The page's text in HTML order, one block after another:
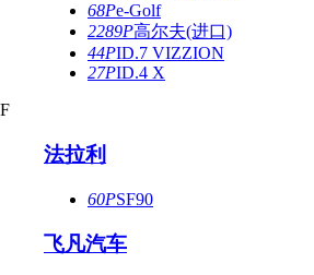
68Pe-Golf
2289P高尔夫(进口)
44PID.7 VIZZION
27PID.4 X
F
法拉利
60PSF90
飞凡汽车